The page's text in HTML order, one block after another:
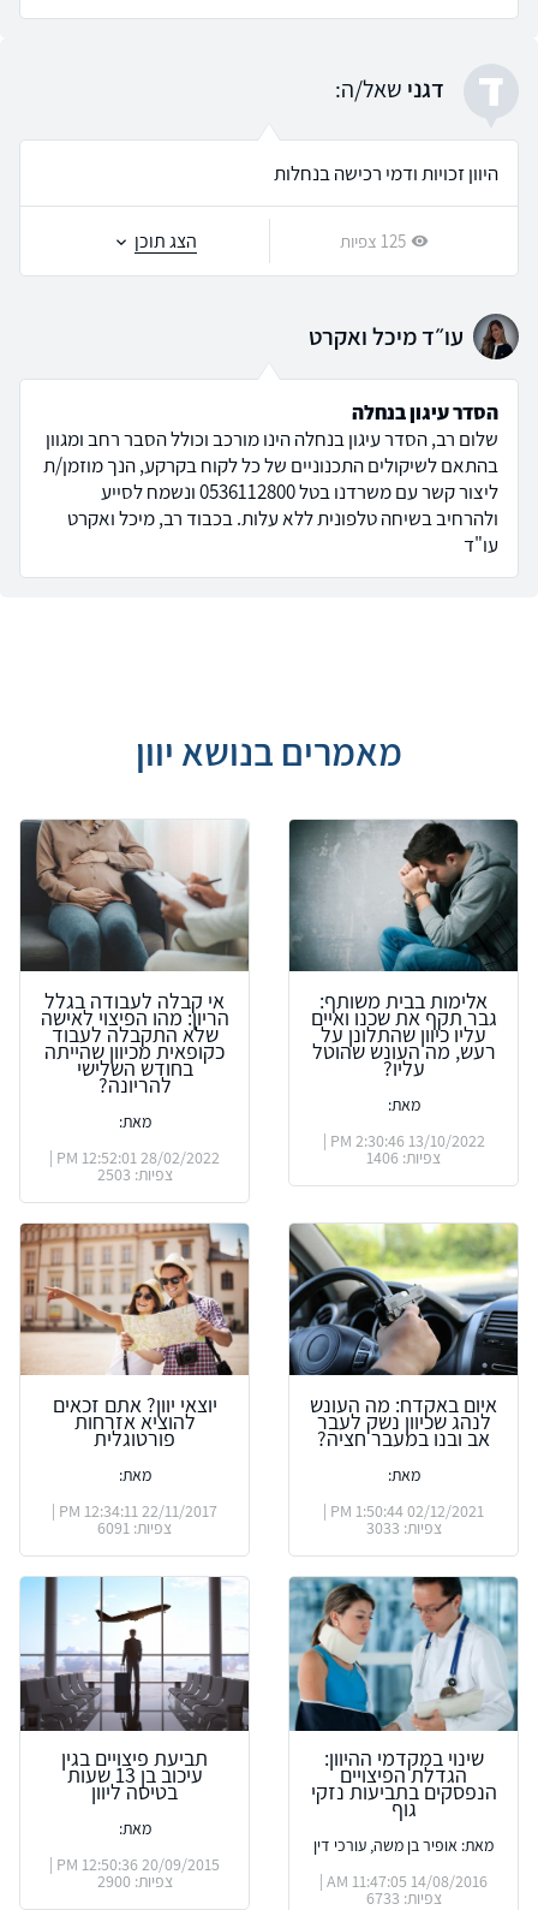
ד דגני שאל/ה:
היוון זכויות ודמי רכישה בנחלות
125 צפיות הצג תוכן
עו״ד מיכל ואקרט
הסדר עיגון בנחלה
שלום רב, הסדר עיגון בנחלה הינו מורכב וכולל הסבר רחב ומגוון
בהתאם לשיקולים התכנוניים של כל לקוח בקרקע, הנך מוזמן/ת
ליצור קשר עם משרדנו בטל 0536112800 ונשמח לסייע
ולהרחיב בשיחה טלפונית ללא עלות. בכבוד רב, מיכל ואקרט
עו"ד
מאמרים בנושא יוון
אלימות בבית משותף:
גבר תקף את שכנו ואיים
עליו כיוון שהתלונן על
רעש, מה העונש שהוטל
עליו?
מאת:
13/10/2022 2:30:46 PM |
צפיות: 1406
אי קבלה לעבודה בגלל
הריון: מהו הפיצוי לאישה
שלא התקבלה לעבוד
כקופאית מכיוון שהייתה
בחודש השלישי
להריונה?
מאת:
28/02/2022 12:52:01 PM |
צפיות: 2503
איום באקדח: מה העונש
לנהג שכיוון נשק לעבר
אב ובנו במעבר חציה?
מאת:
02/12/2021 1:50:44 PM |
צפיות: 3033
יוצאי יוון? אתם זכאים
להוציא אזרחות
פורטוגלית
מאת:
22/11/2017 12:34:11 PM |
צפיות: 6091
שינוי במקדמי ההיוון:
הגדלת הפיצויים
הנפסקים בתביעות נזקי
גוף
מאת: אופיר בן משה, עורכי דין
14/08/2016 11:47:05 AM |
צפיות: 6733
תביעת פיצויים בגין
עיכוב בן 13 שעות
בטיסה ליוון
מאת:
20/09/2015 12:50:36 PM |
צפיות: 2900